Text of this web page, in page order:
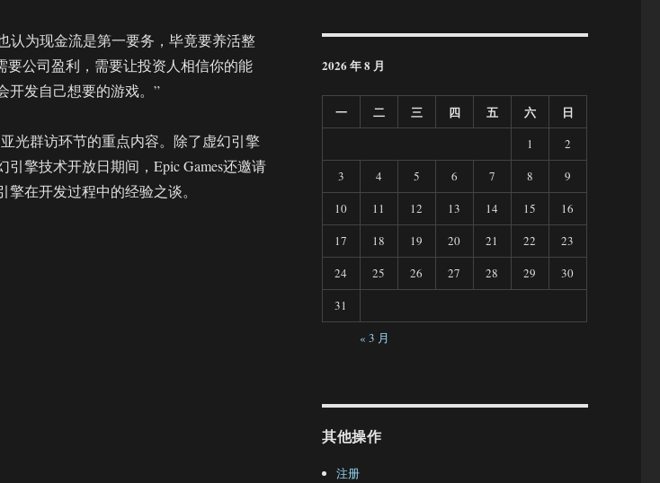
认为现金流是第一要务，毕竟要养活整
公司盈利，需要让投资人相信你的能
开发自己想要的游戏。”
光群访环节的重点内容。除了虚幻引擎
擎技术开放日期间，Epic Games还邀请
在开发过程中的经验之谈。
2026 年 8 月
一 二 三 四 五 六 日
1
2
3
4 5 6 7 8
9
10
11 12 13 14 15
16
17
18 19 20 21 22
23
24
25 26 27 28 29
30
31
« 3 月
其他操作
注册